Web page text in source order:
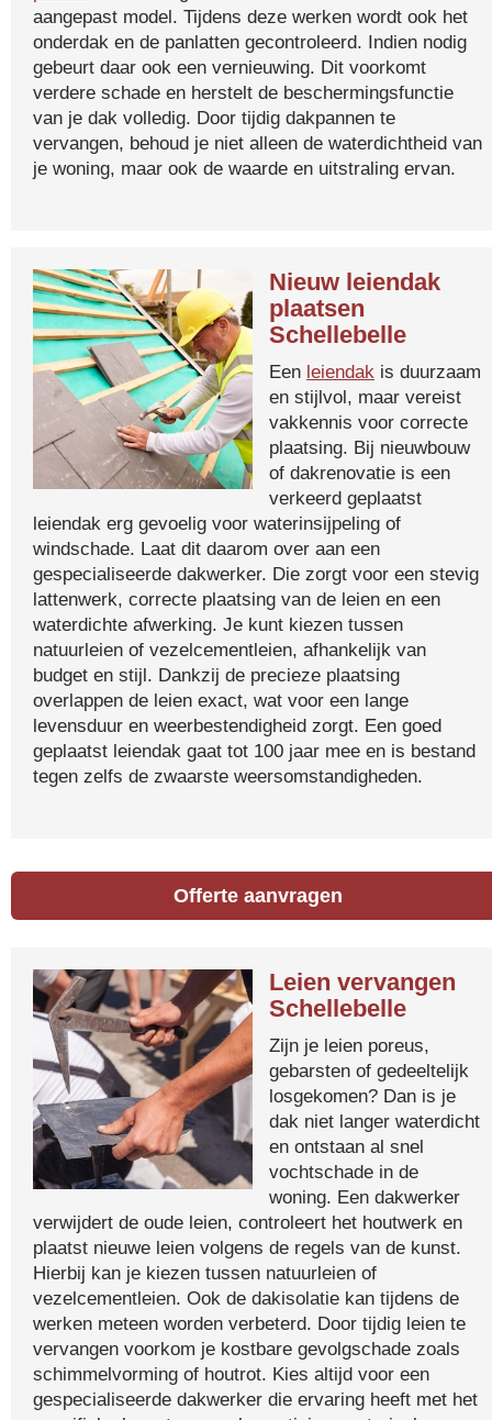
aangepast model. Tijdens deze werken wordt ook het
onderdak en de panlatten gecontroleerd. Indien nodig
gebeurt daar ook een vernieuwing. Dit voorkomt
verdere schade en herstelt de beschermingsfunctie
van je dak volledig. Door tijdig dakpannen te
vervangen, behoud je niet alleen de waterdichtheid van
je woning, maar ook de waarde en uitstraling ervan.
Nieuw leiendak
plaatsen
Schellebelle
Een leiendak is duurzaam
en stijlvol, maar vereist
vakkennis voor correcte
plaatsing. Bij nieuwbouw
of dakrenovatie is een
verkeerd geplaatst
leiendak erg gevoelig voor waterinsijpeling of
windschade. Laat dit daarom over aan een
gespecialiseerde dakwerker. Die zorgt voor een stevig
lattenwerk, correcte plaatsing van de leien en een
waterdichte afwerking. Je kunt kiezen tussen
natuurleien of vezelcementleien, afhankelijk van
budget en stijl. Dankzij de precieze plaatsing
overlappen de leien exact, wat voor een lange
levensduur en weerbestendigheid zorgt. Een goed
geplaatst leiendak gaat tot 100 jaar mee en is bestand
tegen zelfs de zwaarste weersomstandigheden.
Offerte aanvragen
Leien vervangen
Schellebelle
Zijn je leien poreus,
gebarsten of gedeeltelijk
losgekomen? Dan is je
dak niet langer waterdicht
en ontstaan al snel
vochtschade in de
woning. Een dakwerker
verwijdert de oude leien, controleert het houtwerk en
plaatst nieuwe leien volgens de regels van de kunst.
Hierbij kan je kiezen tussen natuurleien of
vezelcementleien. Ook de dakisolatie kan tijdens de
werken meteen worden verbeterd. Door tijdig leien te
vervangen voorkom je kostbare gevolgschade zoals
schimmelvorming of houtrot. Kies altijd voor een
gespecialiseerde dakwerker die ervaring heeft met het